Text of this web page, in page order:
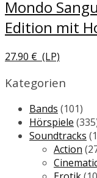
Mondo
Edition mit
27.90 € (LP)
Kategorien
Bands (101)
Hörspiele
Soundtracks
Action